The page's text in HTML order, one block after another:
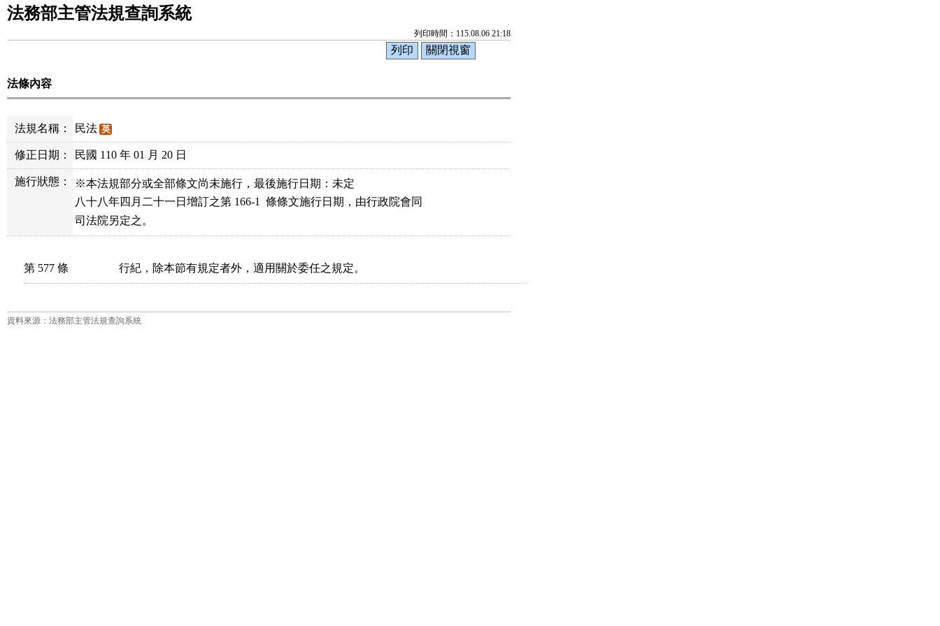
法務部主管法規查詢系統
列印時間：115.08.06 21:18
法條內容
法規名稱： 民法 英
修正日期： 民國 110 年 01 月 20 日
施行狀態：
※本法規部分或全部條文尚未施行，最後施行日期：未定
八十八年四月二十一日增訂之第 166-1  條條文施行日期，由行政院會同
司法院另定之。
第 577 條 行紀，除本節有規定者外，適用關於委任之規定。
資料來源：法務部主管法規查詢系統